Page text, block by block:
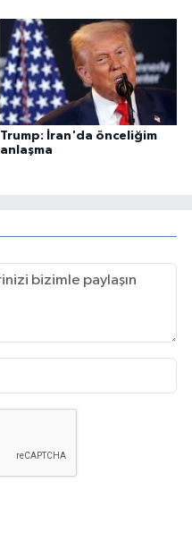
Trump: İran'da önceliğim
anlaşma